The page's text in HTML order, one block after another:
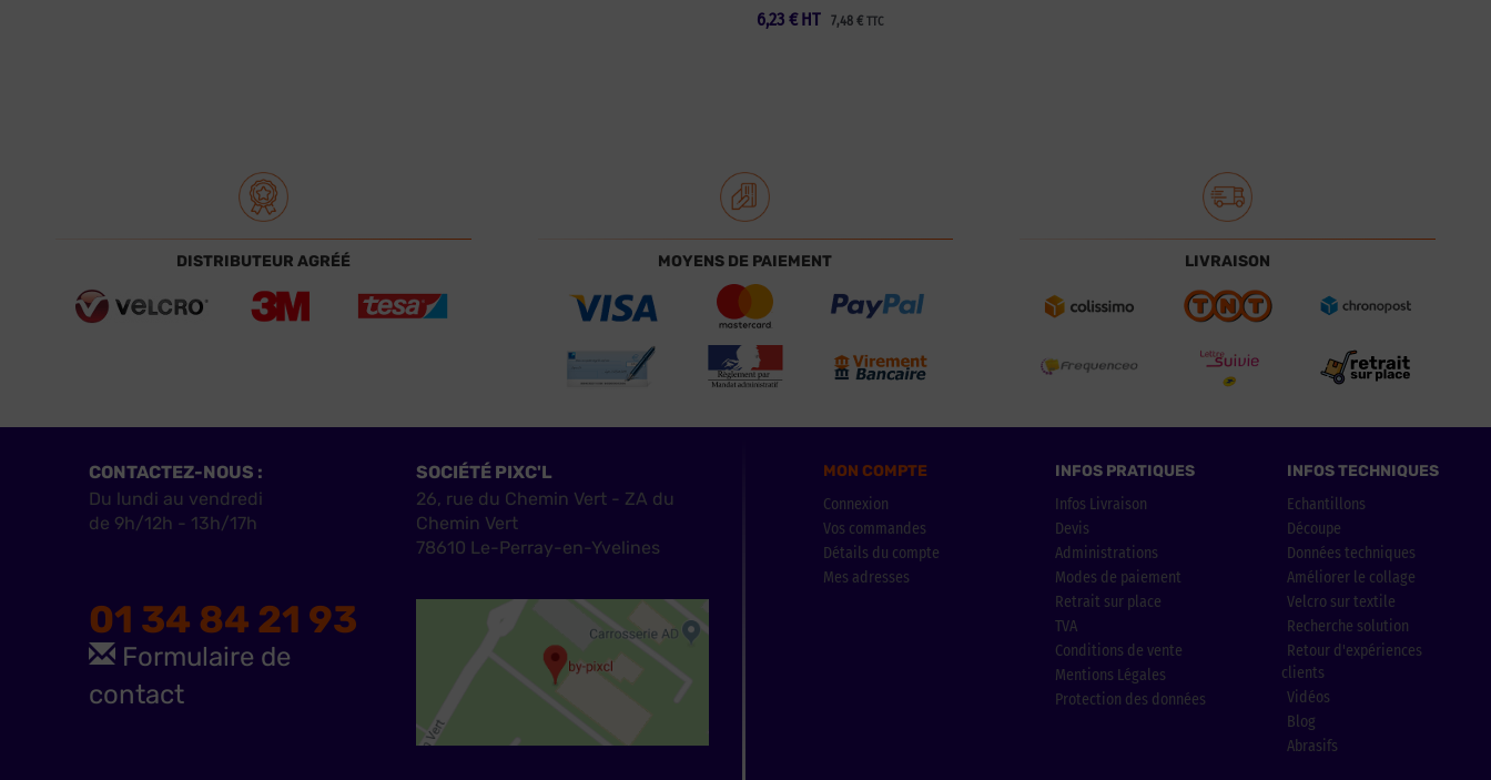
6,23 € 7,48 € TTC
HT
DISTRIBUTEUR AGRÉÉ MOYENS DE PAIEMENT LIVRAISON
CONTACTEZ-NOUS :
Du lundi au vendredi
de 9h/12h - 13h/17h
01 34 84 21 93
Formulaire de
contact
SOCIÉTÉ PIXC'L
26, rue du Chemin Vert - ZA du
Chemin Vert
78610 Le-Perray-en-Yvelines
MON COMPTE
Connexion
Vos commandes
Détails du compte
Mes adresses
INFOS PRATIQUES
Infos Livraison
Devis
Administrations
Modes de paiement
Retrait sur place
TVA
Conditions de vente
Mentions Légales
Protection des données
INFOS TECHNIQUES
Echantillons
Découpe
Données techniques
Améliorer le collage
Velcro sur textile
Recherche solution
Retour d'expériences
clients
Vidéos
Blog
Abrasifs